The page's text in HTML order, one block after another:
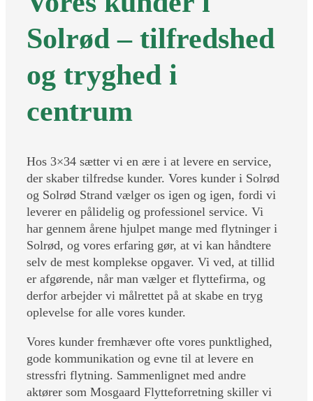
Solrød – tilfredshed
og tryghed i
centrum
Hos 3×34 sætter vi en ære i at levere en service,
der skaber tilfredse kunder. Vores kunder i Solrød
og Solrød Strand vælger os igen og igen, fordi vi
leverer en pålidelig og professionel service. Vi
har gennem årene hjulpet mange med flytninger i
Solrød, og vores erfaring gør, at vi kan håndtere
selv de mest komplekse opgaver. Vi ved, at tillid
er afgørende, når man vælger et flyttefirma, og
derfor arbejder vi målrettet på at skabe en tryg
oplevelse for alle vores kunder.
Vores kunder fremhæver ofte vores punktlighed,
gode kommunikation og evne til at levere en
stressfri flytning. Sammenlignet med andre
aktører som Mosgaard Flytteforretning skiller vi